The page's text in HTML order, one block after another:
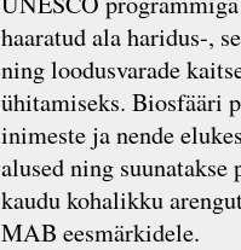
haaratud ala haridus-,
ning loodusvarade
ühitamiseks. Biosfääri
inimeste ja nende
alused ning suunatakse
kaudu kohalikku
MAB eesmärkidele.